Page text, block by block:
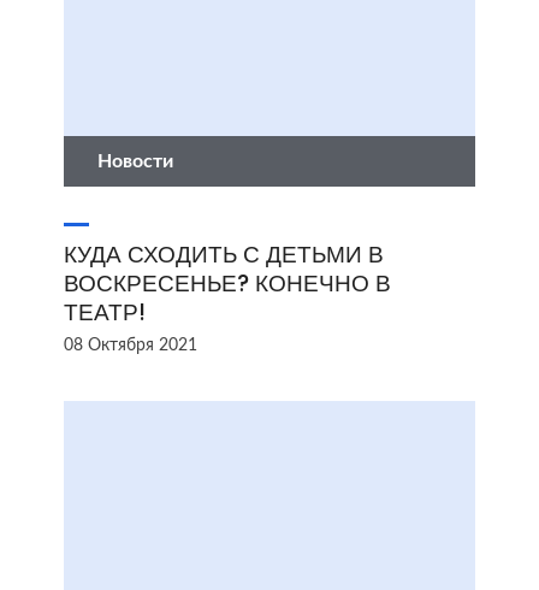
Новости
КУДА СХОДИТЬ С ДЕТЬМИ В
ВОСКРЕСЕНЬЕ? КОНЕЧНО В
ТЕАТР!
08 Октября 2021